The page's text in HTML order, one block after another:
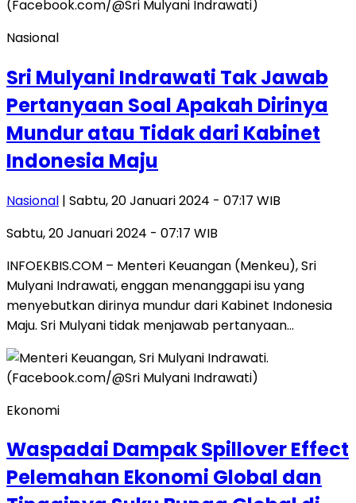
Nasional
Sri Mulyani Indrawati Tak Jawab
Pertanyaan Soal Apakah Dirinya
Mundur atau Tidak dari Kabinet
Indonesia Maju
Nasional | Sabtu, 20 Januari 2024 - 07:17 WIB
Sabtu, 20 Januari 2024 - 07:17 WIB
INFOEKBIS.COM – Menteri Keuangan (Menkeu), Sri
Mulyani Indrawati, enggan menanggapi isu yang
menyebutkan dirinya mundur dari Kabinet Indonesia
Maju. Sri Mulyani tidak menjawab pertanyaan…
Ekonomi
Waspadai Dampak Spillover Effect
Pelemahan Ekonomi Global dan